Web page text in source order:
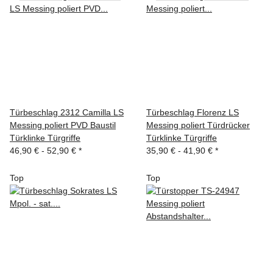
Türbeschlag 2312 Camilla LS
Messing poliert PVD Baustil
Türklinke Türgriffe
46,90 € - 52,90 € *
Türbeschlag Florenz LS
Messing poliert Türdrücker
Türklinke Türgriffe
35,90 € - 41,90 € *
Top Top